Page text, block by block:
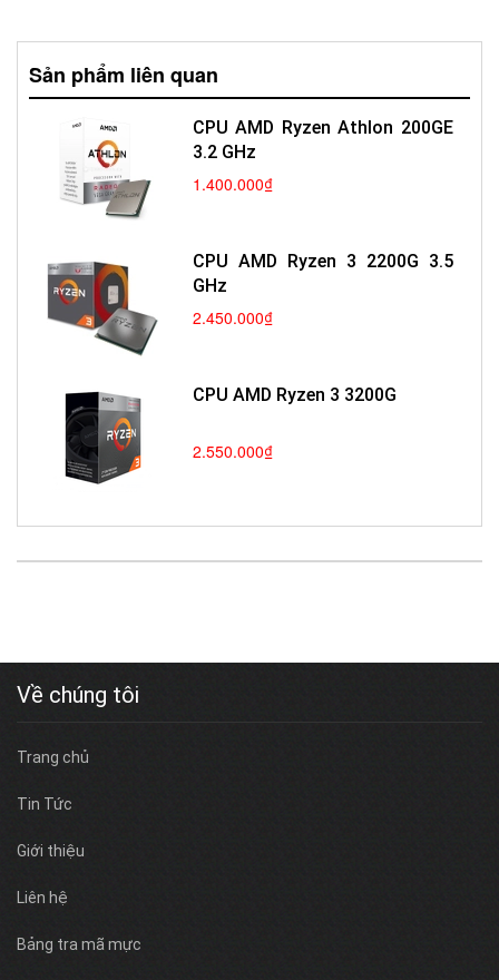
Sản phẩm liên quan
CPU AMD Ryzen Athlon 200GE
3.2 GHz
1.400.000₫
CPU AMD Ryzen 3 2200G 3.5
GHz
2.450.000₫
CPU AMD Ryzen 3 3200G
2.550.000₫
Về chúng tôi
Trang chủ
Tin Tức
Giới thiệu
Liên hệ
Bảng tra mã mực